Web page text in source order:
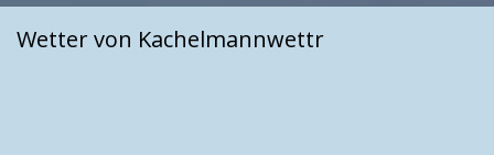
Wetter von Kachelmannwettr